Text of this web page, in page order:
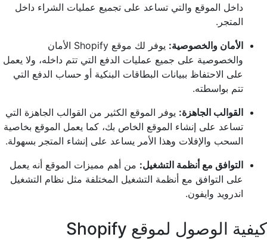
داخل الموقع والتي تساعد على تجميع عمليات الشراء داخل
المتجر.
الأمان والخصوصية:
يوفر لك موقع Shopify الأمان
والخصوصية على جميع عمليات الدفع التي تتم داخله، ولا يعمل
على الاحتفاظ ببيانات البطاقات البنكية أو حساب الدفع التي
تتم بواسطته.
القوالب الجاهزة: يوفر الموقع الكثير من القوالب الجاهزة التي
تساعد على إنشاء الموقع الخاص بك، كما يعمل الموقع بخاصية
السحب والإفلات وهذا الأمر يساعد على إنشاء المتجر بسهولة.
التوافق مع أنظمة التشغيل: من أهم مميزات الموقع أنه يعمل
على التوافق مع أنظمة التشغيل المختلفة مثل نظام التشغيل
اندرويد وايفون.
كيفية الوصول لموقع Shopify